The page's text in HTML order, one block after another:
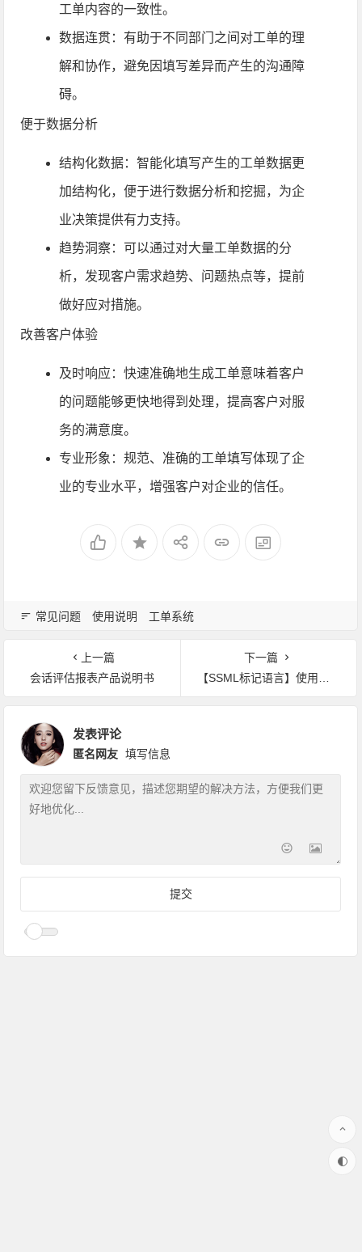
工单内容的一致性。
数据连贯：有助于不同部门之间对工单的理
解和协作，避免因填写差异而产生的沟通障
碍。
便于数据分析
结构化数据：智能化填写产生的工单数据更
加结构化，便于进行数据分析和挖掘，为企
业决策提供有力支持。
趋势洞察：可以通过对大量工单数据的分
析，发现客户需求趋势、问题热点等，提前
做好应对措施。
改善客户体验
及时响应：快速准确地生成工单意味着客户
的问题能够更快地得到处理，提高客户对服
务的满意度。
专业形象：规范、准确的工单填写体现了企
业的专业水平，增强客户对企业的信任。
常见问题 使用说明 工单系统
上一篇
会话评估报表产品说明书
下一篇
【SSML标记语言】使用说明
发表评论
匿名网友 填写信息